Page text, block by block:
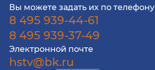
Вы можете задать их по телефону
8 495 939-44-61
8 495 939-37-49
Электронной почте
hstv@bk.ru